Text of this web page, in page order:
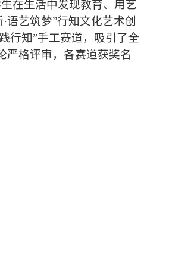
在生活中发现教育、用艺
语艺筑梦”行知文化艺术创
行知”手工赛道，吸引了全
严格评审，各赛道获奖名